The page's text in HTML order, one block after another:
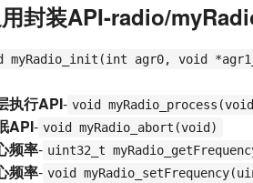
封装API-radio/
myRadio_init(int agr0, void
执行API- void
API- void myRadio_abort(void)
频率- uint32_t
频率- void